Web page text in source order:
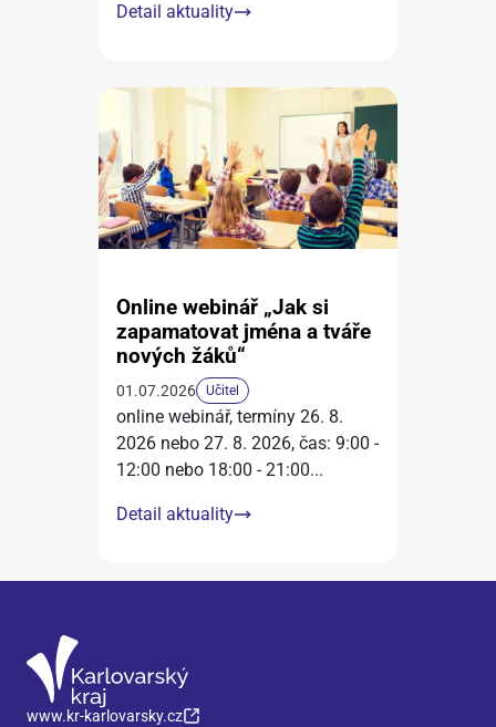
Detail aktuality
Online webinář „Jak si
zapamatovat jména a tváře
nových žáků“
01.07.2026 Učitel
online webinář, termíny 26. 8.
2026 nebo 27. 8. 2026, čas: 9:00 -
12:00 nebo 18:00 - 21:00...
Detail aktuality
www.kr-karlovarsky.cz